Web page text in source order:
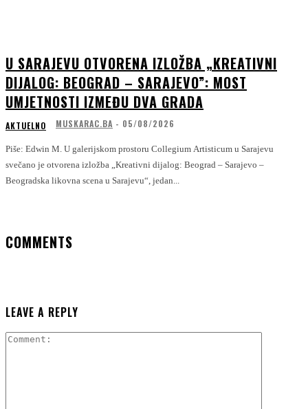
U SARAJEVU OTVORENA IZLOŽBA „KREATIVNI
DIJALOG: BEOGRAD – SARAJEVO”: MOST
UMJETNOSTI IZMEĐU DVA GRADA
AKTUELNO MUSKARAC.BA - 05/08/2026
Piše: Edwin M. U galerijskom prostoru Collegium Artisticum u Sarajevu
svečano je otvorena izložba „Kreativni dijalog: Beograd – Sarajevo –
Beogradska likovna scena u Sarajevu“, jedan...
COMMENTS
LEAVE A REPLY